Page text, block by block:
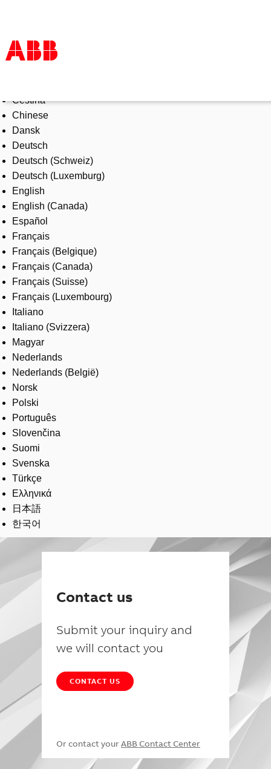
Products & Solutions
Industries
Services
About us
Where to buy
Contact us
Careers
Čeština
Chinese
Dansk
Deutsch
Deutsch (Schweiz)
Deutsch (Luxemburg)
English
English (Canada)
Español
Français
Français (Belgique)
Français (Canada)
Français (Suisse)
Français (Luxembourg)
Italiano
Italiano (Svizzera)
Magyar
Nederlands
Nederlands (België)
Norsk
Polski
Português
Slovenčina
Suomi
Svenska
Türkçe
Ελληνικά
日本語
한국어
Contact us
Submit your inquiry and
we will contact you
CONTACT US
Or contact your ABB Contact Center